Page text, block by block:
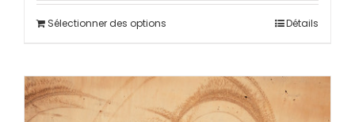
Sélectionner des options Détails